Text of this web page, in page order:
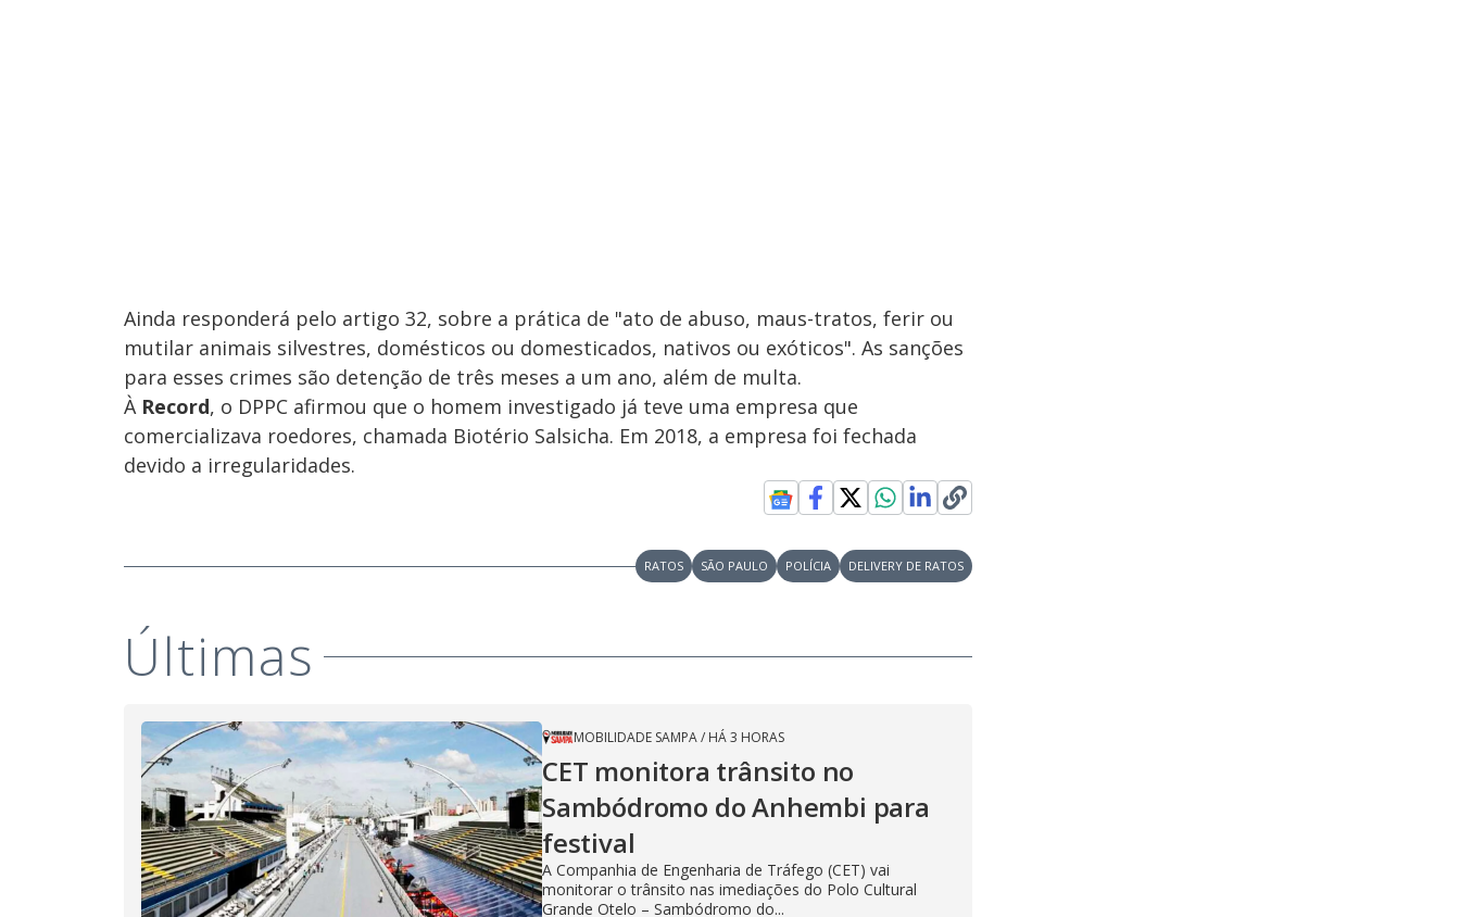
Ainda responderá pelo artigo 32, sobre a prática de "ato de abuso, maus-tratos, ferir ou
mutilar animais silvestres, domésticos ou domesticados, nativos ou exóticos". As sanções
para esses crimes são detenção de três meses a um ano, além de multa.
À Record, o DPPC afirmou que o homem investigado já teve uma empresa que
comercializava roedores, chamada Biotério Salsicha. Em 2018, a empresa foi fechada
devido a irregularidades.
RATOS SÃO PAULO POLÍCIA DELIVERY DE RATOS
Últimas
MOBILIDADE SAMPA/ HÁ 3 HORAS
CET monitora trânsito no
Sambódromo do Anhembi para
festival
A Companhia de Engenharia de Tráfego (CET) vai
monitorar o trânsito nas imediações do Polo Cultural
Grande Otelo – Sambódromo do...